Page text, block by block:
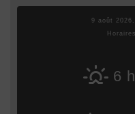
9 août
6